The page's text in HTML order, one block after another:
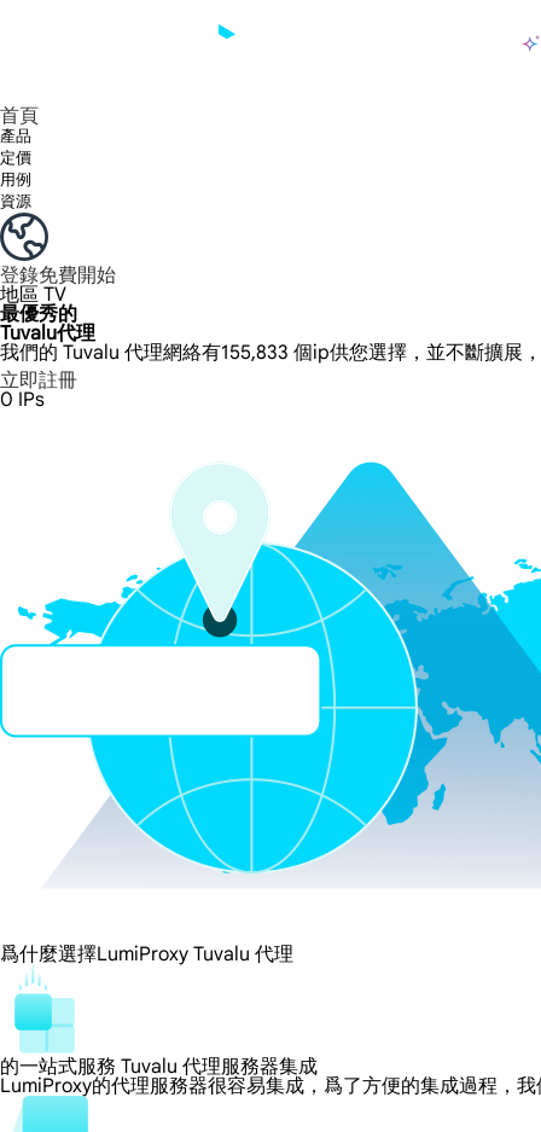
首頁
產品
定價
用例
資源
登錄免費開始
地區 TV
最優秀的
Tuvalu代理
我們的 Tuvalu 代理網絡有155,833 個ip供您選擇，並不斷擴展
立即註冊
0 IPs
爲什麼選擇LumiProxy Tuvalu 代理
的一站式服務 Tuvalu 代理服務器集成
LumiProxy的代理服務器很容易集成，爲了方便的集成過程，